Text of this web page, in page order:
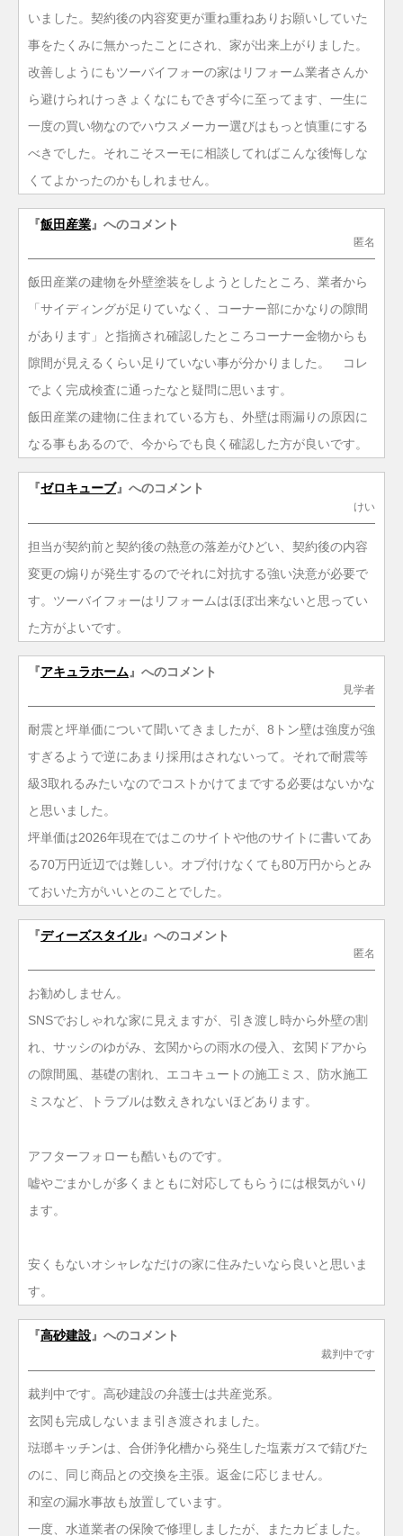
いました。契約後の内容変更が重ね重ねありお願いしていた
事をたくみに無かったことにされ、家が出来上がりました。
改善しようにもツーバイフォーの家はリフォーム業者さんか
ら避けられけっきょくなにもできず今に至ってます、一生に
一度の買い物なのでハウスメーカー選びはもっと慎重にする
べきでした。それこそスーモに相談してればこんな後悔しな
くてよかったのかもしれません。
『飯田産業 』へのコメント
匿名
飯田産業の建物を外壁塗装をしようとしたところ、業者から
「サイディングが足りていなく、コーナー部にかなりの隙間
があります」と指摘され確認したところコーナー金物からも
隙間が見えるくらい足りていない事が分かりました。 コレ
でよく完成検査に通ったなと疑問に思います。
飯田産業の建物に住まれている方も、外壁は雨漏りの原因に
なる事もあるので、今からでも良く確認した方が良いです。
『ゼロキューブ』へのコメント
けい
担当が契約前と契約後の熱意の落差がひどい、契約後の内容
変更の煽りが発生するのでそれに対抗する強い決意が必要で
す。ツーバイフォーはリフォームはほぼ出来ないと思ってい
た方がよいです。
『アキュラホーム 』へのコメント
見学者
耐震と坪単価について聞いてきましたが、8トン壁は強度が強
すぎるようで逆にあまり採用はされないって。それで耐震等
級3取れるみたいなのでコストかけてまでする必要はないかな
と思いました。
坪単価は2026年現在ではこのサイトや他のサイトに書いてあ
る70万円近辺では難しい。オプ付けなくても80万円からとみ
ておいた方がいいとのことでした。
『ディーズスタイル』へのコメント
匿名
お勧めしません。
SNSでおしゃれな家に見えますが、引き渡し時から外壁の割
れ、サッシのゆがみ、玄関からの雨水の侵入、玄関ドアから
の隙間風、基礎の割れ、エコキュートの施工ミス、防水施工
ミスなど、トラブルは数えきれないほどあります。
アフターフォローも酷いものです。
嘘やごまかしが多くまともに対応してもらうには根気がいり
ます。
安くもないオシャレなだけの家に住みたいなら良いと思いま
す。
『高砂建設』へのコメント
裁判中です
裁判中です。高砂建設の弁護士は共産党系。
玄関も完成しないまま引き渡されました。
琺瑯キッチンは、合併浄化槽から発生した塩素ガスで錆びた
のに、同じ商品との交換を主張。返金に応じません。
和室の漏水事故も放置しています。
一度、水道業者の保険で修理しましたが、またカビました。